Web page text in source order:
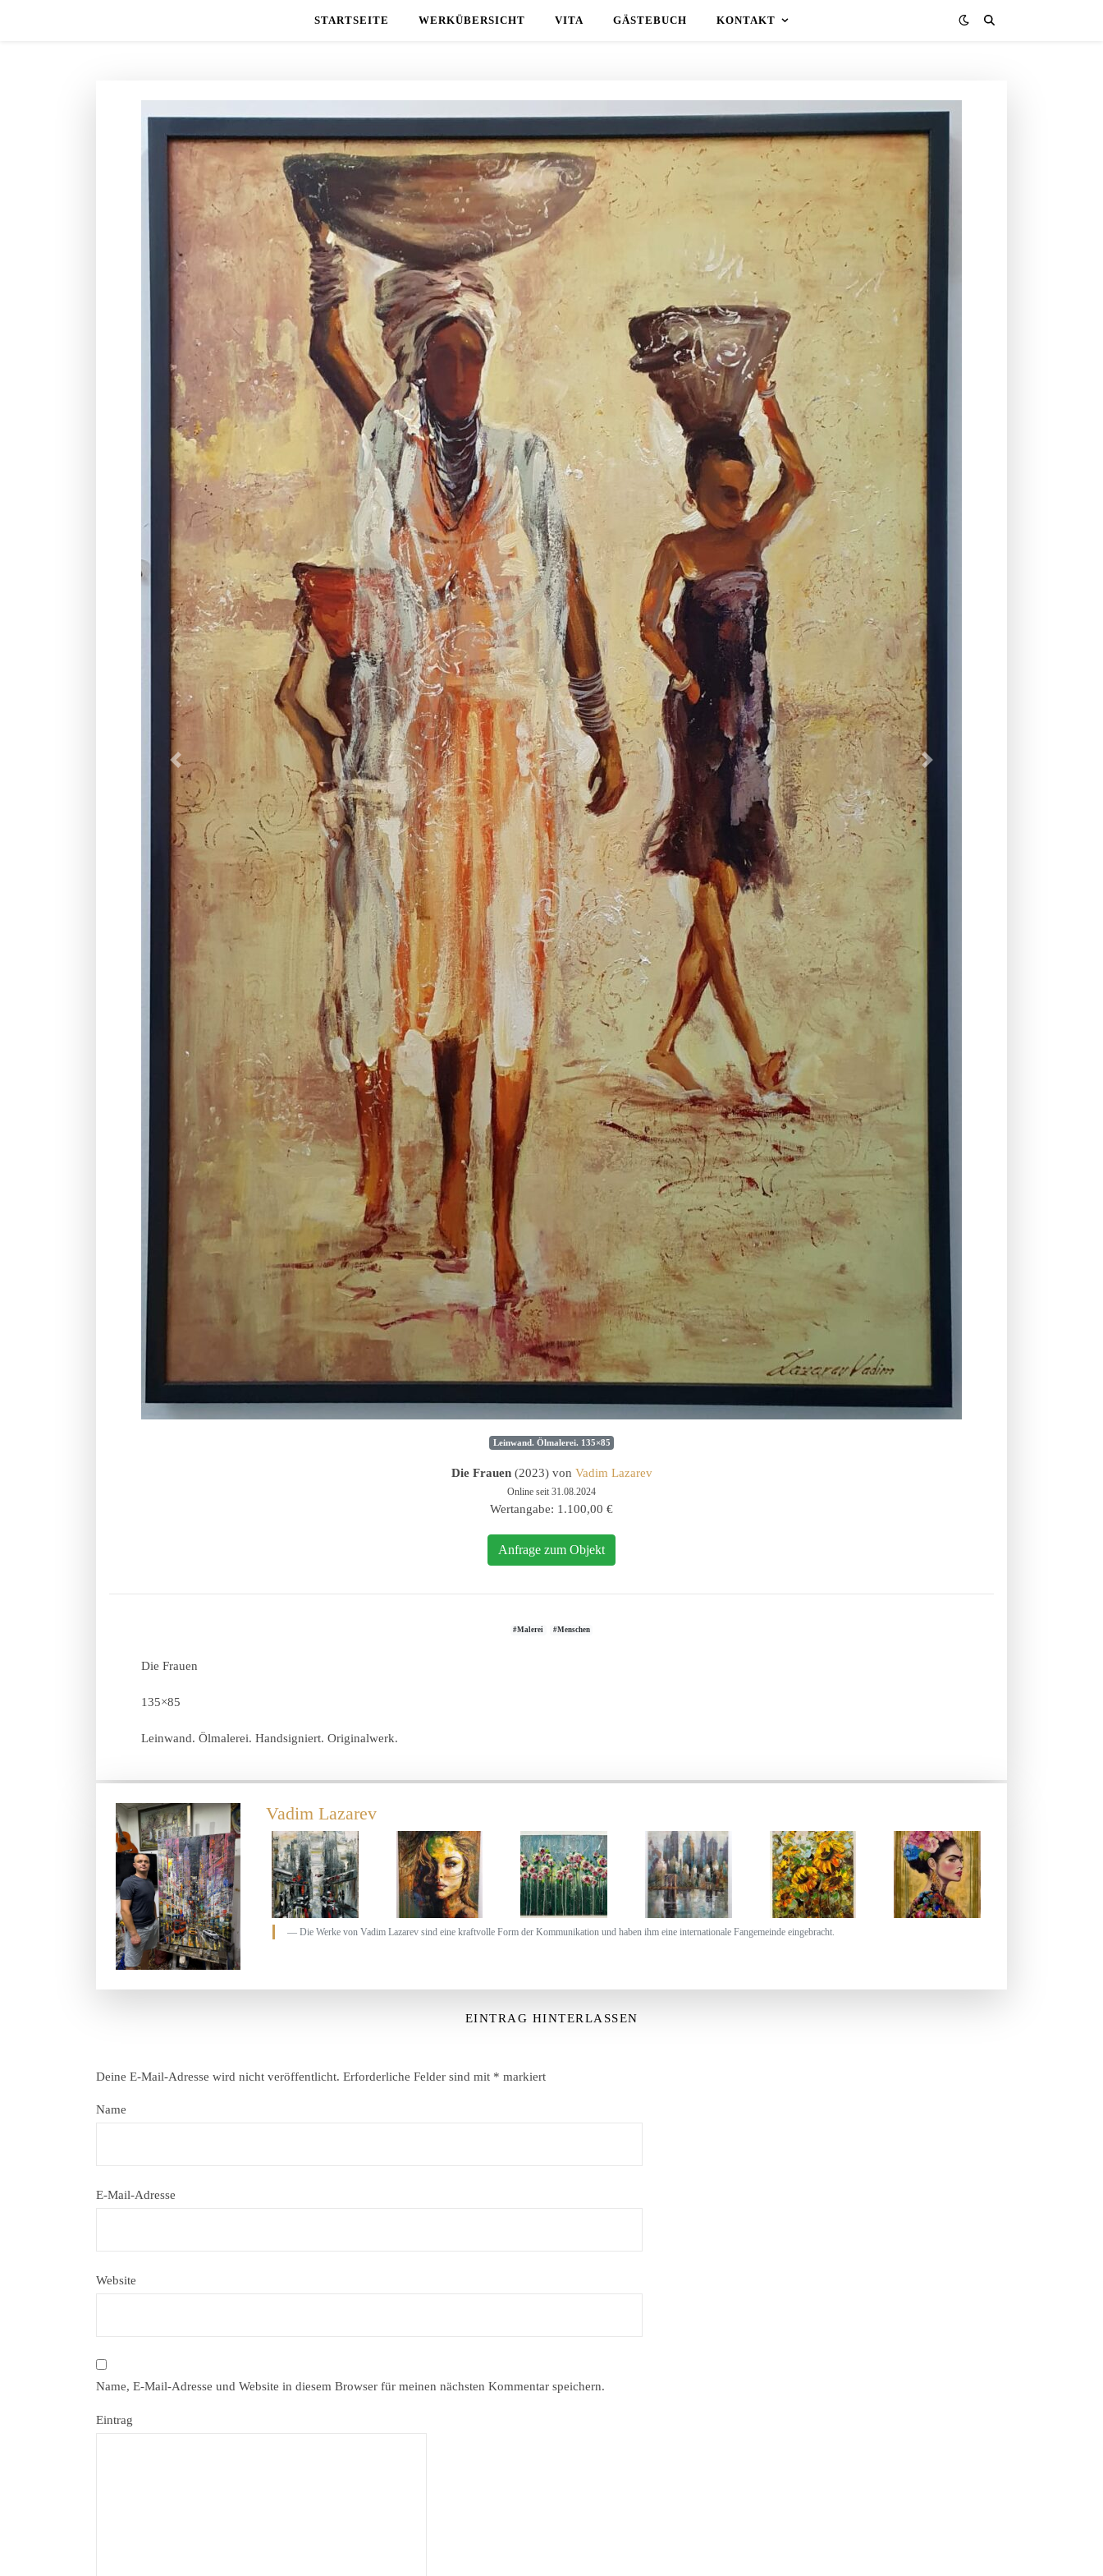
STARTSEITE WERKÜBERSICHT VITA GÄSTEBUCH KONTAKT
Leinwand. Ölmalerei. 135×85
Die Frauen(2023) von Vadim Lazarev
Online seit 31.08.2024
Wertangabe: 1.100,00 €
Anfrage zum Objekt
#Malerei #Menschen
Die Frauen
135×85
Leinwand. Ölmalerei. Handsigniert. Originalwerk.
Vadim Lazarev
Die Werke von Vadim Lazarev sind eine kraftvolle Form der Kommunikation und haben ihm eine internationale Fangemeinde eingebracht.
EINTRAG HINTERLASSEN
Deine E-Mail-Adresse wird nicht veröffentlicht. Erforderliche Felder sind mit * markiert
Name
E-Mail-Adresse
Website
Name, E-Mail-Adresse und Website in diesem Browser für meinen nächsten Kommentar speichern.
Eintrag